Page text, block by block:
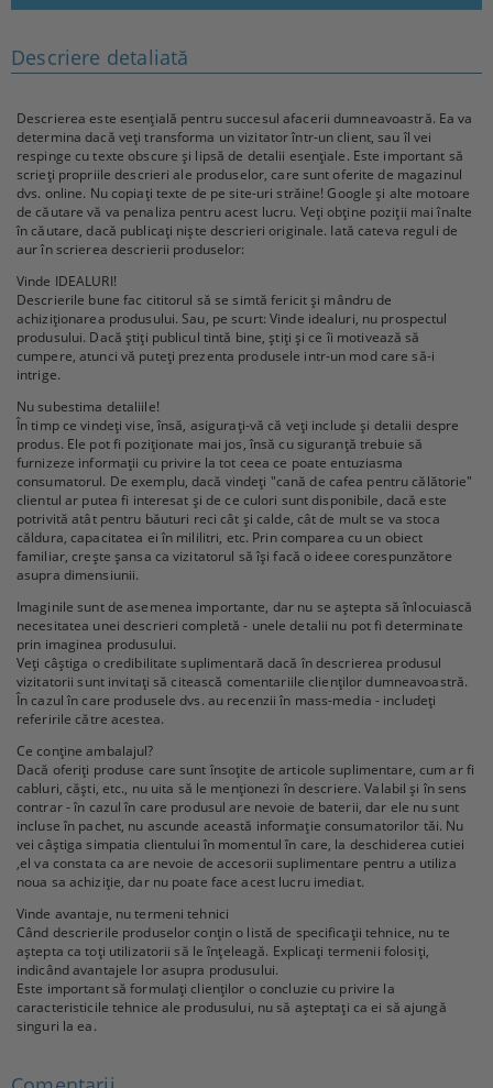
Descriere detaliată
Descrierea este esențială pentru succesul afacerii dumneavoastră. Ea va
determina dacă veți transforma un vizitator într-un client, sau îl vei
respinge cu texte obscure și lipsă de detalii esențiale. Este important să
scrieți propriile descrieri ale produselor, care sunt oferite de magazinul
dvs. online. Nu copiați texte de pe site-uri străine! Google și alte motoare
de căutare vă va penaliza pentru acest lucru. Veți obține poziții mai înalte
în căutare, dacă publicați niște descrieri originale. Iată cateva reguli de
aur în scrierea descrierii produselor:
Vinde IDEALURI!
Descrierile bune fac cititorul să se simtă fericit și mândru de
achiziționarea produsului. Sau, pe scurt: Vinde idealuri, nu prospectul
produsului. Dacă știți publicul tintă bine, știți și ce îi motivează să
cumpere, atunci vă puteți prezenta produsele intr-un mod care să-i
intrige.
Nu subestima detaliile!
În timp ce vindeți vise, însă, asigurați-vă că veți include și detalii despre
produs. Ele pot fi poziționate mai jos, însă cu siguranță trebuie să
furnizeze informații cu privire la tot ceea ce poate entuziasma
consumatorul. De exemplu, dacă vindeți "cană de cafea pentru călătorie"
clientul ar putea fi interesat și de ce culori sunt disponibile, dacă este
potrivită atât pentru băuturi reci cât și calde, cât de mult se va stoca
căldura, capacitatea ei în mililitri, etc. Prin comparea cu un obiect
familiar, crește șansa ca vizitatorul să își facă o ideee corespunzătore
asupra dimensiunii.
Imaginile sunt de asemenea importante, dar nu se aștepta să înlocuiască
necesitatea unei descrieri completă - unele detalii nu pot fi determinate
prin imaginea produsului.
Veți câștiga o credibilitate suplimentară dacă în descrierea produsul
vizitatorii sunt invitați să citească comentariile clienților dumneavoastră.
În cazul în care produsele dvs. au recenzii în mass-media - includeți
referirile către acestea.
Ce conține ambalajul?
Dacă oferiți produse care sunt însoțite de articole suplimentare, cum ar fi
cabluri, căști, etc., nu uita să le menționezi în descriere. Valabil și în sens
contrar - în cazul în care produsul are nevoie de baterii, dar ele nu sunt
incluse în pachet, nu ascunde această informație consumatorilor tăi. Nu
vei câștiga simpatia clientului în momentul în care, la deschiderea cutiei
,el va constata ca are nevoie de accesorii suplimentare pentru a utiliza
noua sa achiziție, dar nu poate face acest lucru imediat.
Vinde avantaje, nu termeni tehnici
Când descrierile produselor conțin o listă de specificații tehnice, nu te
aștepta ca toți utilizatorii să le înțeleagă. Explicați termenii folosiți,
indicând avantajele lor asupra produsului.
Este important să formulați clienților o concluzie cu privire la
caracteristicile tehnice ale produsului, nu să așteptați ca ei să ajungă
singuri la ea.